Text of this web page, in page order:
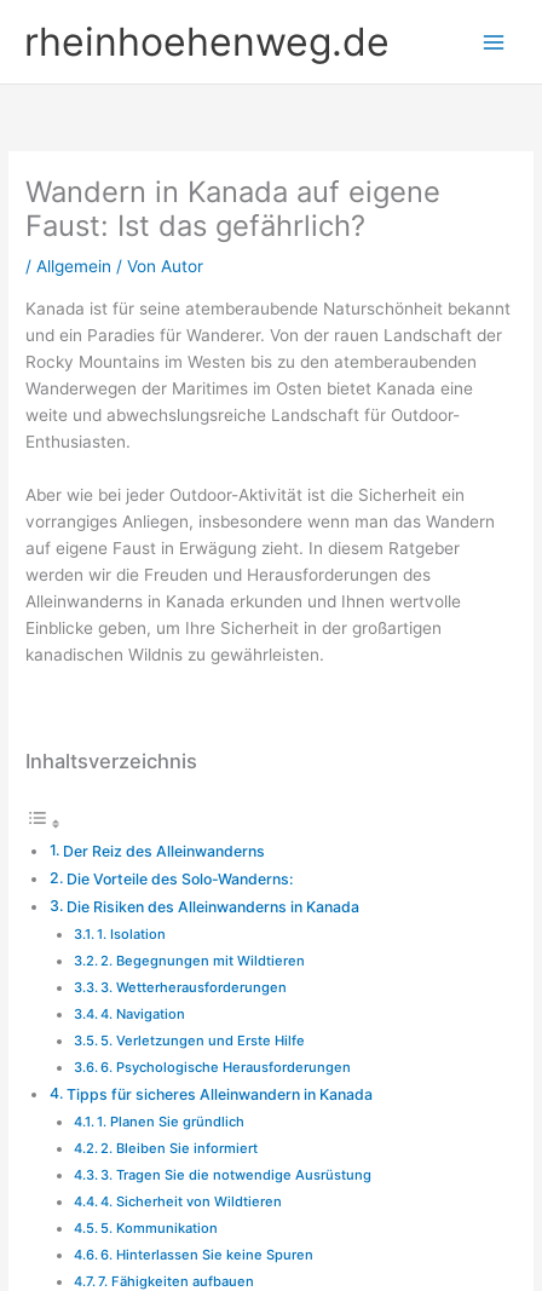
Inhaltrheinhoehenweg.de
Wandern in Kanada auf eigene
Faust: Ist das gefährlich?
/Allgemein / VonAutor
Kanada ist für seine atemberaubende Naturschönheit bekannt
und ein Paradies für Wanderer. Von der rauen Landschaft der
Rocky Mountains im Westen bis zu den atemberaubenden
Wanderwegen der Maritimes im Osten bietet Kanada eine
weite und abwechslungsreiche Landschaft für Outdoor-
Enthusiasten.
Aber wie bei jeder Outdoor-Aktivität ist die Sicherheit ein
vorrangiges Anliegen, insbesondere wenn man das Wandern
auf eigene Faust in Erwägung zieht. In diesem Ratgeber
werden wir die Freuden und Herausforderungen des
Alleinwanderns in Kanada erkunden und Ihnen wertvolle
Einblicke geben, um Ihre Sicherheit in der großartigen
kanadischen Wildnis zu gewährleisten.
Inhaltsverzeichnis
Der Reiz des Alleinwanderns
Die Vorteile des Solo-Wanderns:
Die Risiken des Alleinwanderns in Kanada
1. Isolation
2. Begegnungen mit Wildtieren
3. Wetterherausforderungen
4. Navigation
5. Verletzungen und Erste Hilfe
6. Psychologische Herausforderungen
Tipps für sicheres Alleinwandern in Kanada
1. Planen Sie gründlich
2. Bleiben Sie informiert
3. Tragen Sie die notwendige Ausrüstung
4. Sicherheit von Wildtieren
5. Kommunikation
6. Hinterlassen Sie keine Spuren
7. Fähigkeiten aufbauen